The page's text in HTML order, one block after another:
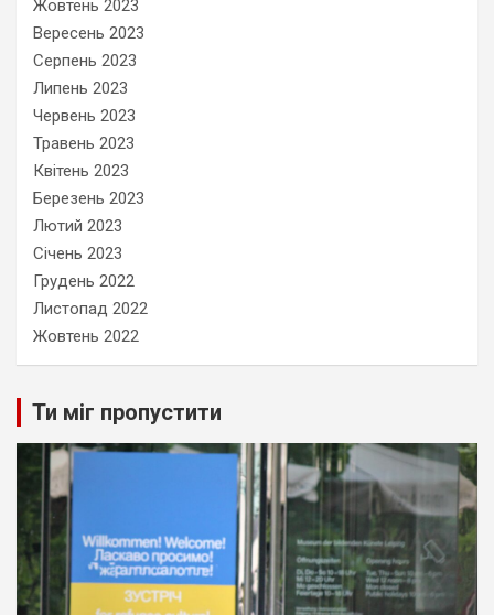
Жовтень 2023
Вересень 2023
Серпень 2023
Липень 2023
Червень 2023
Травень 2023
Квітень 2023
Березень 2023
Лютий 2023
Січень 2023
Грудень 2022
Листопад 2022
Жовтень 2022
Ти міг пропустити